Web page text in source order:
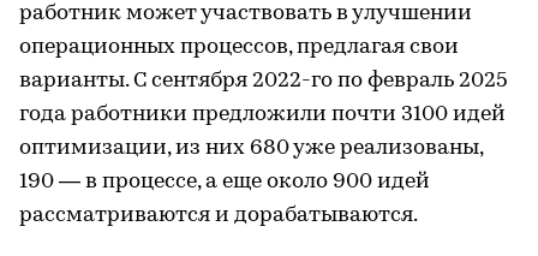
работник может участвовать в улучшении
операционных процессов, предлагая свои
варианты. С сентября 2022-го по февраль 2025
года работники предложили почти 3100 идей
оптимизации, из них 680 уже реализованы,
190 — в процессе, а еще около 900 идей
рассматриваются и дорабатываются.